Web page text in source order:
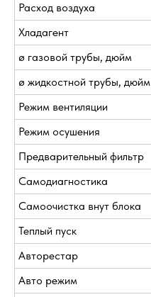
Расход воздуха
Хладагент
ø газовой трубы, дюйм
ø жидкостной трубы, дюйм
Режим вентиляции
Режим осушения
Предварительный фильтр
Самодиагностика
Самоочистка внут блока
Теплый пуск
Авторестар
Авто режим